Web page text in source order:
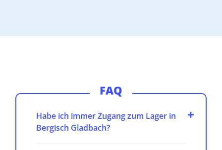
FAQ
Habe ich immer Zugang zum Lager in
Bergisch Gladbach?